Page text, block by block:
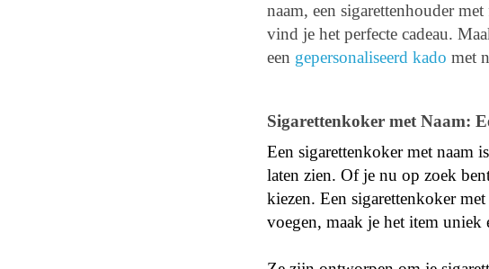
naam, een sigarettenhouder
vind je het perfecte cadeau.
een gepersonaliseerd kado met
Sigarettenkoker met Naam:
Een sigarettenkoker met naam
laten zien. Of je nu op zoek
kiezen. Een sigarettenkoker
voegen, maak je het item uniek